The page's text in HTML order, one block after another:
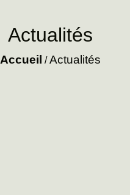
Actualités
Accueil /Actualités